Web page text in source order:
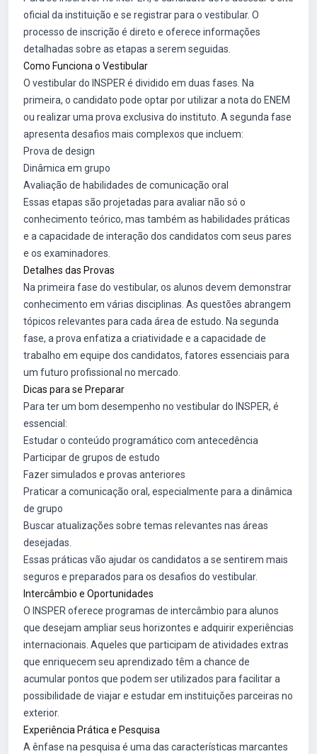
oficial da instituição e se registrar para o vestibular. O
processo de inscrição é direto e oferece informações
detalhadas sobre as etapas a serem seguidas.
Como Funciona o Vestibular
O vestibular do INSPER é dividido em duas fases. Na
primeira, o candidato pode optar por utilizar a nota do ENEM
ou realizar uma prova exclusiva do instituto. A segunda fase
apresenta desafios mais complexos que incluem:
Prova de design
Dinâmica em grupo
Avaliação de habilidades de comunicação oral
Essas etapas são projetadas para avaliar não só o
conhecimento teórico, mas também as habilidades práticas
e a capacidade de interação dos candidatos com seus pares
e os examinadores.
Detalhes das Provas
Na primeira fase do vestibular, os alunos devem demonstrar
conhecimento em várias disciplinas. As questões abrangem
tópicos relevantes para cada área de estudo. Na segunda
fase, a prova enfatiza a criatividade e a capacidade de
trabalho em equipe dos candidatos, fatores essenciais para
um futuro profissional no mercado.
Dicas para se Preparar
Para ter um bom desempenho no vestibular do INSPER, é
essencial:
Estudar o conteúdo programático com antecedência
Participar de grupos de estudo
Fazer simulados e provas anteriores
Praticar a comunicação oral, especialmente para a dinâmica
de grupo
Buscar atualizações sobre temas relevantes nas áreas
desejadas.
Essas práticas vão ajudar os candidatos a se sentirem mais
seguros e preparados para os desafios do vestibular.
Intercâmbio e Oportunidades
O INSPER oferece programas de intercâmbio para alunos
que desejam ampliar seus horizontes e adquirir experiências
internacionais. Aqueles que participam de atividades extras
que enriquecem seu aprendizado têm a chance de
acumular pontos que podem ser utilizados para facilitar a
possibilidade de viajar e estudar em instituições parceiras no
exterior.
Experiência Prática e Pesquisa
A ênfase na pesquisa é uma das características marcantes